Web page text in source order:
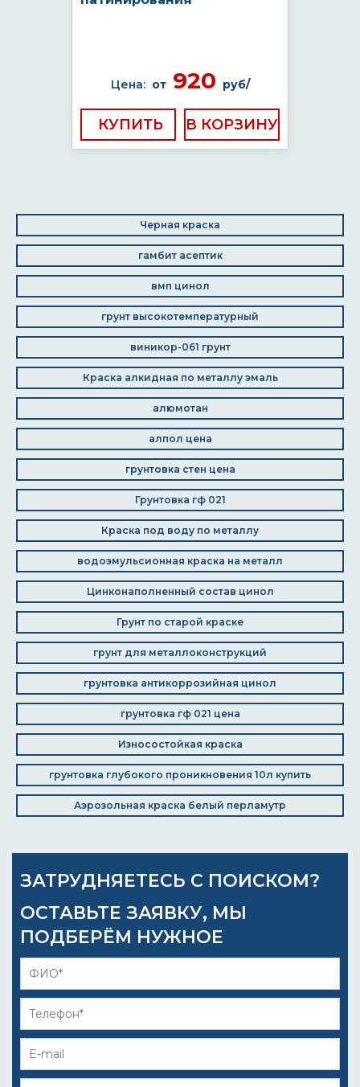
Цена: от920 руб/
КУПИТЬ
Черная краска
гамбит асептик
вмп цинол
грунт высокотемпературный
виникор-061 грунт
Краска алкидная по металлу эмаль
алюмотан
алпол цена
грунтовка стен цена
Грунтовка гф 021
Краска под воду по металлу
водоэмульсионная краска на металл
Цинконаполненный состав цинол
Грунт по старой краске
грунт для металлоконструкций
грунтовка антикоррозийная цинол
грунтовка гф 021 цена
Износостойкая краска
грунтовка глубокого проникновения 10л купить
Аэрозольная краска белый перламутр
ЗАТРУДНЯЕТЕСЬ С ПОИСКОМ?
ОСТАВЬТЕ ЗАЯВКУ, МЫ
ПОДБЕРЁМ НУЖНОЕ